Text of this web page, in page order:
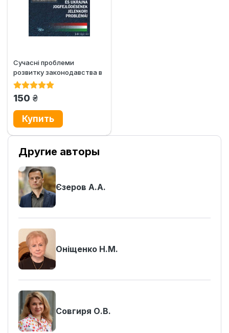
Сучасні проблеми
розвитку законодавства в
Україні та Угорщині
150 грн.
Другие авторы
Єзеров А.А.
Оніщенко Н.М.
Совгиря О.В.